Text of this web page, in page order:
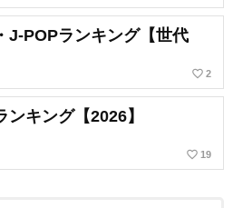
J-POPランキング【世代
favorite_border 2
キング【2026】
favorite_border 19